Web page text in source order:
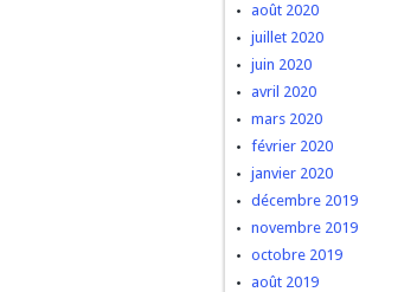
août 2020
juillet 2020
juin 2020
avril 2020
mars 2020
février 2020
janvier 2020
décembre 2019
novembre 2019
octobre 2019
août 2019